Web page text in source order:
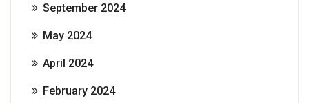
September 2024
May 2024
April 2024
February 2024